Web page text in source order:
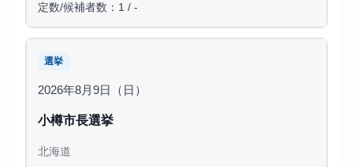
定数/候補者数：1 / -
選挙
2026年8月9日（日）
小樽市長選挙
北海道